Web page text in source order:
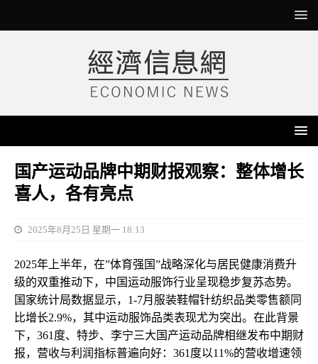
国产运动品牌中期财报观察：整体增长
喜人，各有亮点
2025年8月25日 星期一 18:13
2025年上半年，在”体育强国”战略深化与居民健康消费升
级的双重推动下，中国运动服饰行业呈现稳步复苏态势。
国家统计局数据显示，1-7月服装鞋帽针纺织品类零售额同
比增长2.9%，其中运动服饰品类表现尤为突出。在此背景
下，361度、特步、李宁三大国产运动品牌相继发布中期财
报，营收与利润指标普遍向好：361度以11%的营收增速领